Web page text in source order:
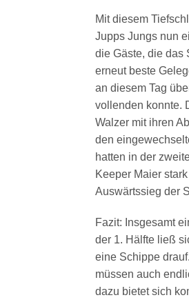
Mit diesem
Jupps Jungs nun
die Gäste, die das
erneut beste
an diesem Tag
vollenden konnte.
Walzer mit ihren
den
hatten in der
Keeper Maier
Auswärtssieg der
Fazit: Insgesamt
der 1. Hälfte ließ
eine Schippe
müssen auch
dazu bietet sich